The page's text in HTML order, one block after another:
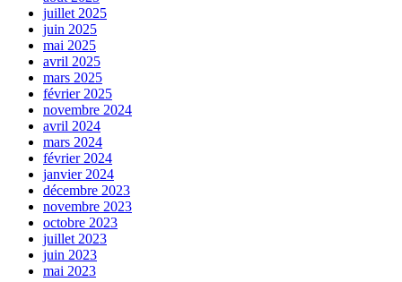
juillet 2025
juin 2025
mai 2025
avril 2025
mars 2025
février 2025
novembre 2024
avril 2024
mars 2024
février 2024
janvier 2024
décembre 2023
novembre 2023
octobre 2023
juillet 2023
juin 2023
mai 2023